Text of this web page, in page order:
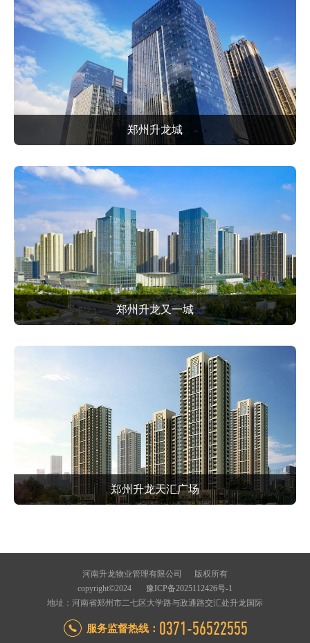
郑州升龙城
郑州升龙又一城
郑州升龙天汇广场
河南升龙物业管理有限公司 版权所有
copyright©2024 豫ICP备2025112426号-1
地址：河南省郑州市二七区大学路与政通路交汇处升龙国际
服务监督热线： 0371-56522555